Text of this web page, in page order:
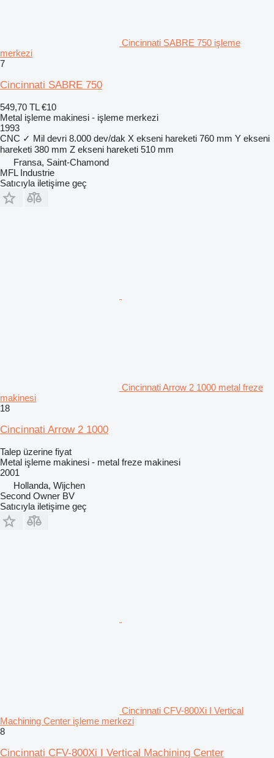
Cincinnati SABRE 750 işleme
merkezi
7
Cincinnati SABRE 750
549,70 TL €10
Metal işleme makinesi - işleme merkezi
1993
CNC ✓ Mil devri 8.000 dev/dak X ekseni hareketi 760 mm Y ekseni
hareketi 380 mm Z ekseni hareketi 510 mm
Fransa, Saint-Chamond
MFL Industrie
Satıcıyla iletişime geç
Cincinnati Arrow 2 1000 metal freze
makinesi
18
Cincinnati Arrow 2 1000
Talep üzerine fiyat
Metal işleme makinesi - metal freze makinesi
2001
Hollanda, Wijchen
Second Owner BV
Satıcıyla iletişime geç
Cincinnati CFV-800Xi I Vertical
Machining Center işleme merkezi
8
Cincinnati CFV-800Xi I Vertical Machining Center